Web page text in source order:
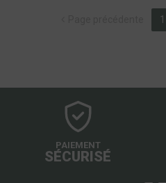
1
PAIEMENT
SÉCURISÉ